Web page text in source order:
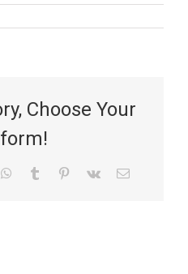
Choose Your
WhatsApp
Tumblr Pinterest
Vk Email